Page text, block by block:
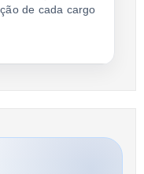
de cada cargo